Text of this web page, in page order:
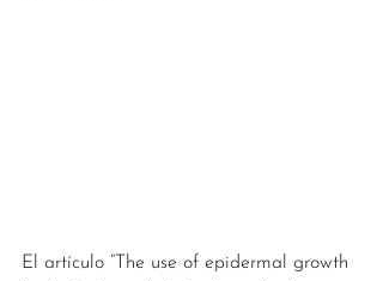
El artículo “The use of epidermal growth